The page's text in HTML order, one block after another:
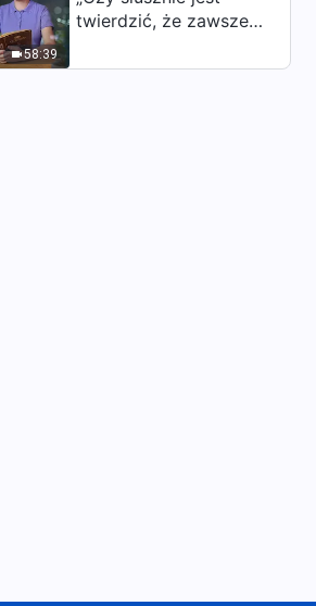
kłamliwi (Część druga)”
(Rozdział trzeci)
58:39
twierdzić, że zawsze
baczności przed